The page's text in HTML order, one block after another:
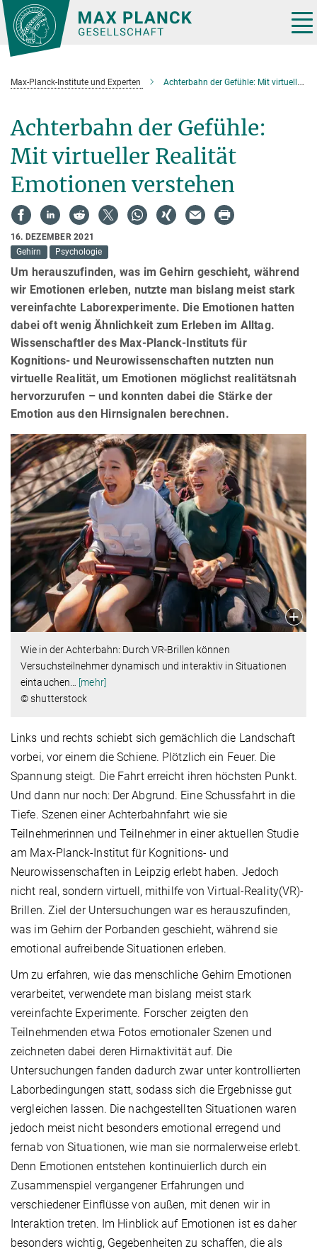
Hauptinhalt
Max-Planck-Institute und Experten Achterbahn der Gefühle: Mit virtueller Realität Emotionen erforschen
Achterbahn der Gefühle:
Mit virtueller Realität
Emotionen verstehen
16. DEZEMBER 2021
Gehirn
Psychologie
Um herauszufinden, was im Gehirn geschieht, während
wir Emotionen erleben, nutzte man bislang meist stark
vereinfachte Laborexperimente. Die Emotionen hatten
dabei oft wenig Ähnlichkeit zum Erleben im Alltag.
Wissenschaftler des Max-Planck-Instituts für
Kognitions- und Neurowissenschaften nutzten nun
virtuelle Realität, um Emotionen möglichst realitätsnah
hervorzurufen – und konnten dabei die Stärke der
Emotion aus den Hirnsignalen berechnen.
Wie in der Achterbahn: Durch VR-Brillen können
Versuchsteilnehmer dynamisch und interaktiv in Situationen
eintauchen
[mehr]
© shutterstock
Links und rechts schiebt sich gemächlich die Landschaft
vorbei, vor einem die Schiene. Plötzlich ein Feuer. Die
Spannung steigt. Die Fahrt erreicht ihren höchsten Punkt.
Und dann nur noch: Der Abgrund. Eine Schussfahrt in die
Tiefe. Szenen einer Achterbahnfahrt wie sie
Teilnehmerinnen und Teilnehmer in einer aktuellen Studie
am Max-Planck-Institut für Kognitions- und
Neurowissenschaften in Leipzig erlebt haben. Jedoch
nicht real, sondern virtuell, mithilfe von Virtual-Reality(VR)-
Brillen. Ziel der Untersuchungen war es herauszufinden,
was im Gehirn der Porbanden geschieht, während sie
emotional aufreibende Situationen erleben.
Um zu erfahren, wie das menschliche Gehirn Emotionen
verarbeitet, verwendete man bislang meist stark
vereinfachte Experimente. Forscher zeigten den
Teilnehmenden etwa Fotos emotionaler Szenen und
zeichneten dabei deren Hirnaktivität auf. Die
Untersuchungen fanden dadurch zwar unter kontrollierten
Laborbedingungen statt, sodass sich die Ergebnisse gut
vergleichen lassen. Die nachgestellten Situationen waren
jedoch meist nicht besonders emotional erregend und
fernab von Situationen, wie man sie normalerweise erlebt.
Denn Emotionen entstehen kontinuierlich durch ein
Zusammenspiel vergangener Erfahrungen und
verschiedener Einflüsse von außen, mit denen wir in
Interaktion treten. Im Hinblick auf Emotionen ist es daher
besonders wichtig, Gegebenheiten zu schaffen, die als